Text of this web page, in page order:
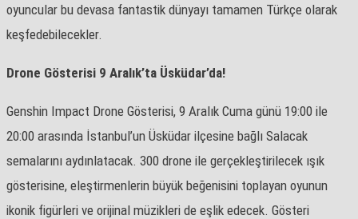
oyuncular bu devasa fantastik dünyayı tamamen Türkçe olarak
keşfedebilecekler.
Drone Gösterisi 9 Aralık’ta Üsküdar’da!
Genshin Impact Drone Gösterisi, 9 Aralık Cuma günü 19:00 ile
20:00 arasında İstanbul’un Üsküdar ilçesine bağlı Salacak
semalarını aydınlatacak. 300 drone ile gerçekleştirilecek ışık
gösterisine, eleştirmenlerin büyük beğenisini toplayan oyunun
ikonik figürleri ve orijinal müzikleri de eşlik edecek. Gösteri